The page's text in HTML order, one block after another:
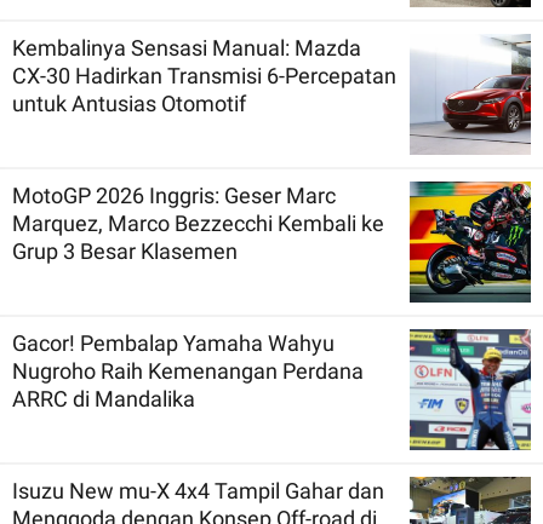
Kembalinya Sensasi Manual: Mazda
CX-30 Hadirkan Transmisi 6-Percepatan
untuk Antusias Otomotif
MotoGP 2026 Inggris: Geser Marc
Marquez, Marco Bezzecchi Kembali ke
Grup 3 Besar Klasemen
Gacor! Pembalap Yamaha Wahyu
Nugroho Raih Kemenangan Perdana
ARRC di Mandalika
Isuzu New mu-X 4x4 Tampil Gahar dan
Menggoda dengan Konsep Off-road di